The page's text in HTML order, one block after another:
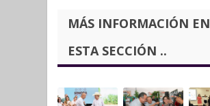
MÁS INFORMACIÓN EN
ESTA SECCIÓN ..